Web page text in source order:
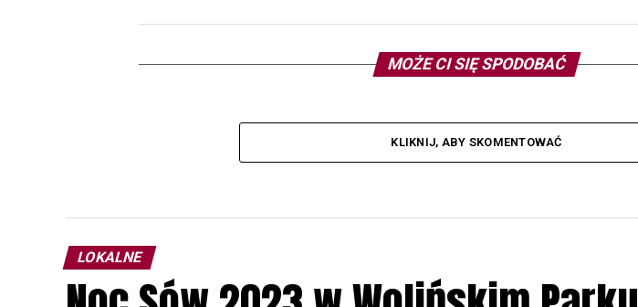
MOŻE CI SIĘ SPODOBAĆ
KLIKNIJ, ABY SKOMENTOWAĆ
LOKALNE